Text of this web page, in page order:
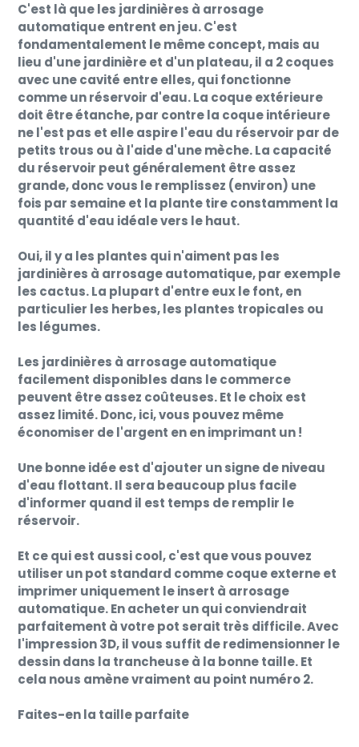
C'est là que les jardinières à arrosage
automatique entrent en jeu. C'est
fondamentalement le même concept, mais au
lieu d'une jardinière et d'un plateau, il a 2 coques
avec une cavité entre elles, qui fonctionne
comme un réservoir d'eau. La coque extérieure
doit être étanche, par contre la coque intérieure
ne l'est pas et elle aspire l'eau du réservoir par de
petits trous ou à l'aide d'une mèche. La capacité
du réservoir peut généralement être assez
grande, donc vous le remplissez (environ) une
fois par semaine et la plante tire constamment la
quantité d'eau idéale vers le haut.
Oui, il y a les plantes qui n'aiment pas les
jardinières à arrosage automatique, par exemple
les cactus. La plupart d'entre eux le font, en
particulier les herbes, les plantes tropicales ou
les légumes.
Les jardinières à arrosage automatique
facilement disponibles dans le commerce
peuvent être assez coûteuses. Et le choix est
assez limité. Donc, ici, vous pouvez même
économiser de l'argent en en imprimant un !
Une bonne idée est d'ajouter un signe de niveau
d'eau flottant. Il sera beaucoup plus facile
d'informer quand il est temps de remplir le
réservoir.
Et ce qui est aussi cool, c'est que vous pouvez
utiliser un pot standard comme coque externe et
imprimer uniquement le insert à arrosage
automatique. En acheter un qui conviendrait
parfaitement à votre pot serait très difficile. Avec
l'impression 3D, il vous suffit de redimensionner le
dessin dans la trancheuse à la bonne taille. Et
cela nous amène vraiment au point numéro 2.
Faites-en la taille parfaite